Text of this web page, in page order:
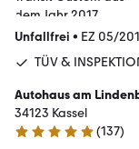
Unfallfrei • EZ 05/
TÜV &
Autohaus am
34123 Kassel
4.8 Sterne
(137)